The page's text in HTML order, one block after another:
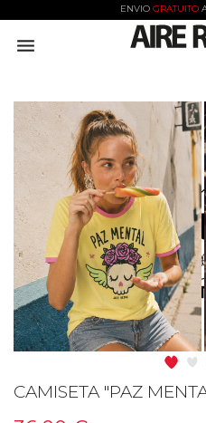
ENVIO GRATUITO

CAMISETA "PAZ